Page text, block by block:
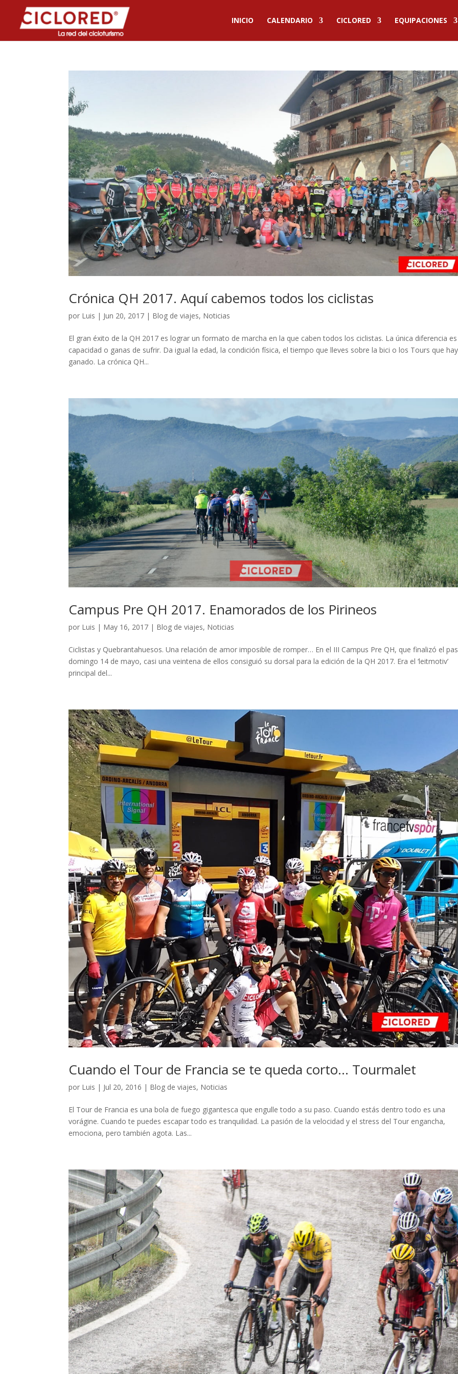
INICIO CALENDARIO CICLORED EQUIPACIONES
Crónica QH 2017. Aquí cabemos todos los ciclistas
por Luis | Jun 20, 2017 | Blog de viajes, Noticias
El gran éxito de la QH 2017 es lograr un formato de marcha en la que caben todos los ciclistas. La única diferencia
capacidad o ganas de sufrir. Da igual la edad, la condición física, el tiempo que lleves sobre la bici o los Tours que
ganado. La crónica QH...
Campus Pre QH 2017. Enamorados de los Pirineos
por Luis | May 16, 2017 | Blog de viajes, Noticias
Ciclistas y Quebrantahuesos. Una relación de amor imposible de romper… En el III Campus Pre QH, que finalizó el
domingo 14 de mayo, casi una veintena de ellos consiguió su dorsal para la edición de la QH 2017. Era el ‘leitmotiv’
principal del...
Cuando el Tour de Francia se te queda corto… Tourmalet
por Luis | Jul 20, 2016 | Blog de viajes, Noticias
El Tour de Francia es una bola de fuego gigantesca que engulle todo a su paso. Cuando estás dentro todo es una
vorágine. Cuando te puedes escapar todo es tranquilidad. La pasión de la velocidad y el stress del Tour engancha,
emociona, pero también agota. Las...